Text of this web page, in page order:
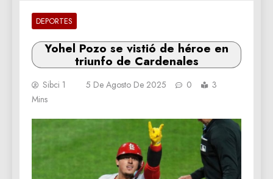
DEPORTES
Yohel Pozo se vistió de héroe en
triunfo de Cardenales
Sibci 1 5 De Agosto De 2025 0
3
Mins